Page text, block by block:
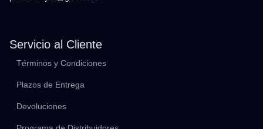
Servicio al Cliente
Términos y Condiciones
Plazos de Entrega
Devoluciones